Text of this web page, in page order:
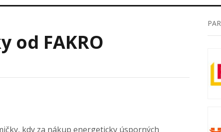
od FAKRO
kdy za nákup energeticky úsporných